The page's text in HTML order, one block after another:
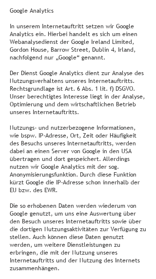
Google Analytics
In unserem Internetauftritt setzen wir Google
Analytics ein. Hierbei handelt es sich um einen
Webanalysedienst der Google Ireland Limited,
Gordon House, Barrow Street, Dublin 4, Irland,
nachfolgend nur „Google“ genannt.
Der Dienst Google Analytics dient zur Analyse des
Nutzungsverhaltens unseres Internetauftritts.
Rechtsgrundlage ist Art. 6 Abs. 1 lit. f) DSGVO.
Unser berechtigtes Interesse liegt in der Analyse,
Optimierung und dem wirtschaftlichen Betrieb
unseres Internetauftritts.
Nutzungs- und nutzerbezogene Informationen,
wie bspw. IP-Adresse, Ort, Zeit oder Häufigkeit
des Besuchs unseres Internetauftritts, werden
dabei an einen Server von Google in den USA
übertragen und dort gespeichert. Allerdings
nutzen wir Google Analytics mit der sog.
Anonymisierungsfunktion. Durch diese Funktion
kürzt Google die IP-Adresse schon innerhalb der
EU bzw. des EWR.
Die so erhobenen Daten werden wiederum von
Google genutzt, um uns eine Auswertung über
den Besuch unseres Internetauftritts sowie über
die dortigen Nutzungsaktivitäten zur Verfügung zu
stellen. Auch können diese Daten genutzt
werden, um weitere Dienstleistungen zu
erbringen, die mit der Nutzung unseres
Internetauftritts und der Nutzung des Internets
zusammenhängen.